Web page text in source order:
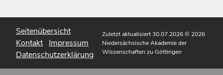
Seitenübersicht
Kontakt Impressum
Datenschutzerklärung
Zuletzt aktualisiert 30.07.2026© 2026
Niedersächsische Akademie der
Wissenschaften zu Göttingen